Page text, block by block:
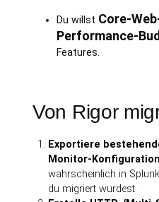
Du willst Core-
Performance-
Features.
Von Rigor
Exportiere
Monitor-
wahrscheinlich in
du migriert wurdest.